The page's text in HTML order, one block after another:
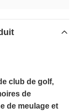
club de golf,
de
de meulage et